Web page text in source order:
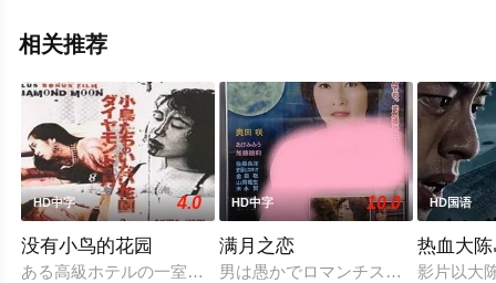
相关推荐
HD中字 4.0
没有小鸟的花园
ある高級ホテルの一室に3組のカップルが集まった。そこで彼
HD中字 10.0
满月之恋
男は愚かでロマンチスト、女はした
HD国语
热血大
影片以大